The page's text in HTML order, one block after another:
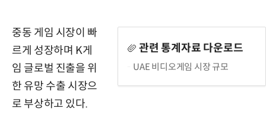
관련 통계자료 다운로드
UAE 비디오게임 시장 규모
중동 게임 시장이 빠
르게 성장하며 K게
임 글로벌 진출을 위
한 유망 수출 시장으
로 부상하고 있다.